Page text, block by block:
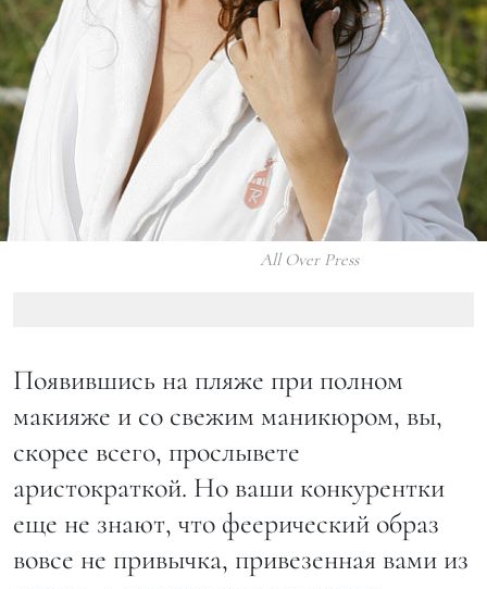
All Over Press
Появившись на пляже при полном
макияже и со свежим маникюром, вы,
скорее всего, прослывете
аристократкой. Но ваши конкурентки
еще не знают, что феерический образ
вовсе не привычка, привезенная вами из